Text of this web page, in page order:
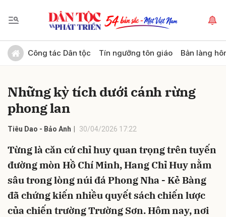
Công tác Dân tộc Tín ngưỡng tôn giáo Bản làng
Những kỳ tích dưới cánh rừng
phong lan
Tiêu Dao - Bảo Anh 30/04/2026 17:22
Từng là căn cứ chỉ huy quan trọng trên tuyến
đường mòn Hồ Chí Minh, Hang Chỉ Huy nằm
sâu trong lòng núi đá Phong Nha - Kẻ Bàng
đã chứng kiến nhiều quyết sách chiến lược
của chiến trường Trường Sơn. Hôm nay, nơi
Gửi bình luận
Hủy Gửi